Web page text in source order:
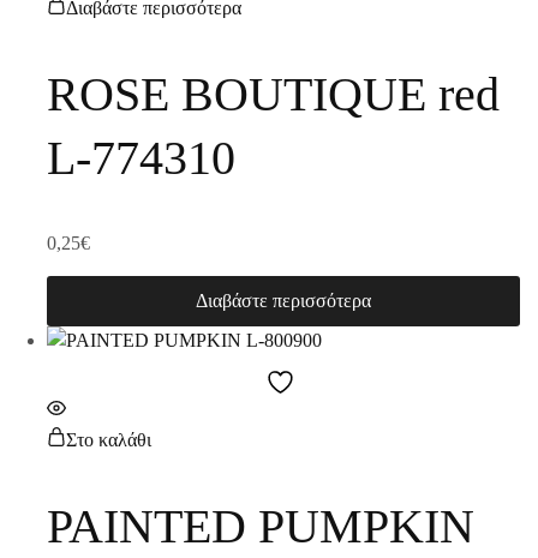
Διαβάστε περισσότερα
ROSE BOUTIQUE red
L-774310
0,25€
Διαβάστε περισσότερα
Στο καλάθι
PAINTED PUMPKIN